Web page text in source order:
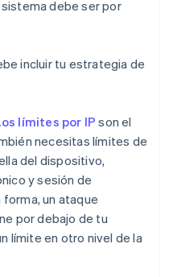
debe ser por
incluir tu estrategia de
límites por IP son el
necesitas límites de
del dispositivo,
y sesión de
un ataque
por debajo de tu
límite en otro nivel de la